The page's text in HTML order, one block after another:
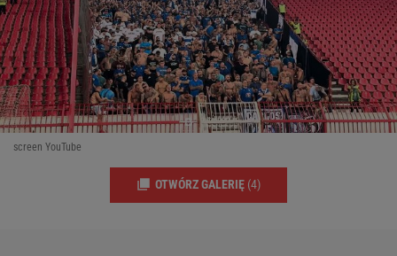
screen YouTube
OTWÓRZ GALERIĘ (4)